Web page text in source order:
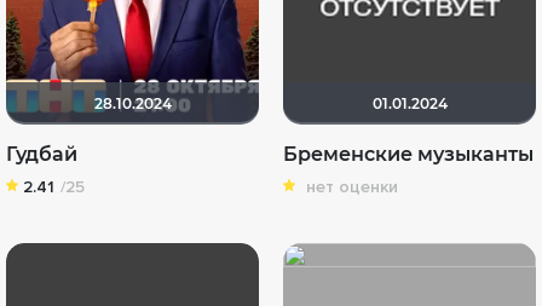
28.10.2024
Гудбай
2.41 /25
01.01.2024
Бременские музыканты
нет оценки